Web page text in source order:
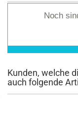
Noch
Kunden, welche
auch folgende